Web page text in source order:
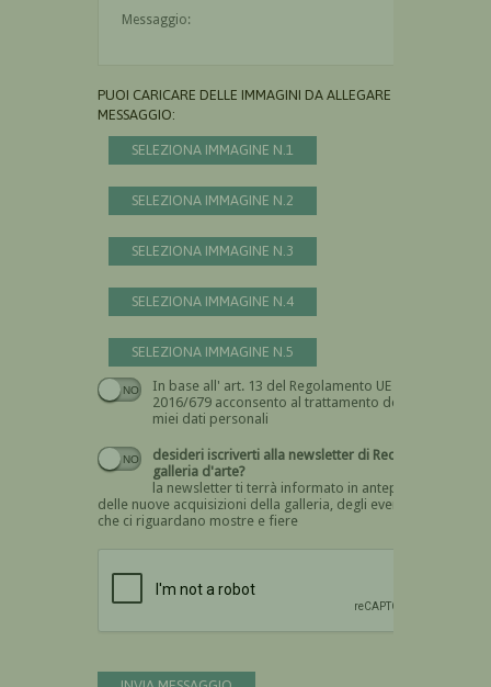
PUOI CARICARE DELLE IMMAGINI DA ALLEGARE AL
MESSAGGIO:
SELEZIONA IMMAGINE N.1
SELEZIONA IMMAGINE N.2
SELEZIONA IMMAGINE N.3
SELEZIONA IMMAGINE N.4
SELEZIONA IMMAGINE N.5
In base all' art. 13 del Regolamento UE n.
2016/679 acconsento al trattamento dei
miei dati personali
Devi dare il consenso
desideri iscriverti alla newsletter di Recta
galleria d'arte?
la newsletter ti terrà informato in anteprima
delle nuove acquisizioni della galleria, degli eventi
che ci riguardano mostre e fiere